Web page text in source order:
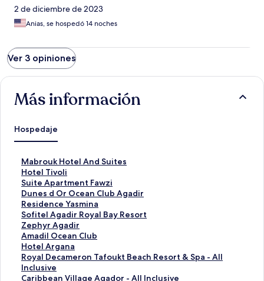
2 de diciembre de 2023
Anias, se hospedó 14 noches
Ver 3 opiniones
Más información
Hospedaje
Mabrouk Hotel And Suites
E
n
l
a
c
e
p
a
r
a
a
b
Hotel Tivoli
E
n
l
a
c
e
p
a
r
a
a
Suite Apartment Fawzi
E
n
l
a
c
e
p
a
r
a
Dunes d Or Ocean Club Agadir
E
n
l
a
c
e
p
a
r
Residence Yasmina
E
n
l
a
c
e
p
a
Sofitel Agadir Royal Bay Resort
E
n
l
a
c
e
p
Zephyr Agadir
E
n
l
a
c
e
Amadil Ocean Club
E
n
l
a
c
Hotel Argana
E
n
l
a
Royal Decameron Tafoukt Beach Resort & Spa - All
Inclusive
E
n
lCaribbean Village Agador - All Inclusive
E